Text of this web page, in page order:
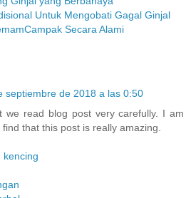
Untuk Mengobati Gagal Ginjal
Secara Alami
septiembre de 2018 a las 0:50
we read blog post very carefully. I am
that this post is really amazing.
kencing